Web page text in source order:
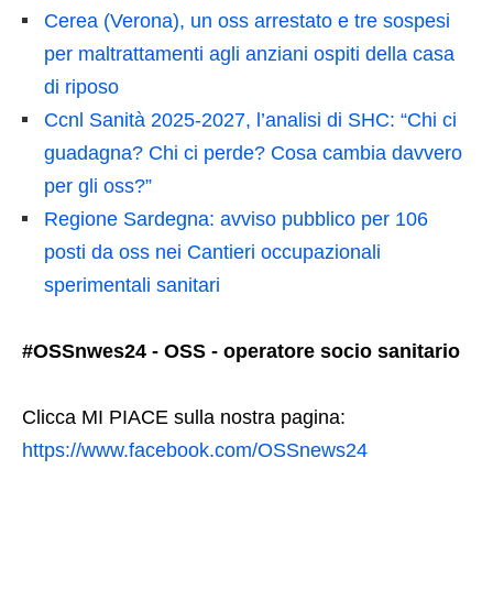
Cerea (Verona), un oss arrestato e tre sospesi
per maltrattamenti agli anziani ospiti della casa
di riposo
Ccnl Sanità 2025-2027, l’analisi di SHC: “Chi ci
guadagna? Chi ci perde? Cosa cambia davvero
per gli oss?”
Regione Sardegna: avviso pubblico per 106
posti da oss nei Cantieri occupazionali
sperimentali sanitari
#OSSnwes24 - OSS - operatore socio sanitario
Clicca MI PIACE sulla nostra pagina:
https://www.facebook.com/OSSnews24